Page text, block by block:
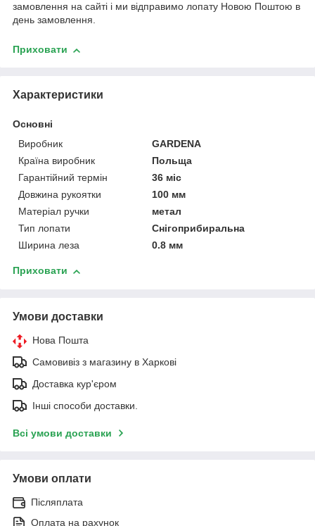
замовлення на сайті і ми відправимо лопату Новою Поштою в
день замовлення.
Приховати
Характеристики
Основні
Виробник
GARDENA
Країна виробник
Польща
Гарантійний термін
36 міс
Довжина рукоятки
100 мм
Матеріал ручки
метал
Тип лопати
Снігоприбиральна
Ширина леза
0.8 мм
Приховати
Умови доставки
Нова Пошта
Самовивіз з магазину в Харкові
Доставка кур'єром
Інші способи доставки.
Всі умови доставки
Умови оплати
Післяплата
Оплата на рахунок